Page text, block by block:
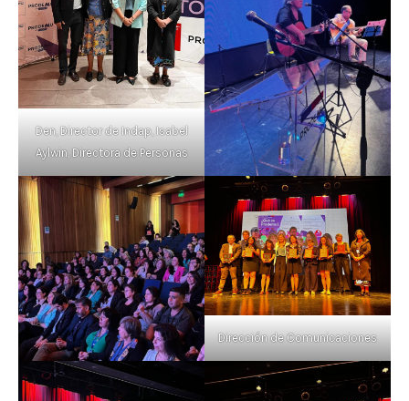
Den, Director de Indap, Isabel
Aylwin, Directora de Personas
Dirección de Comunicaciones